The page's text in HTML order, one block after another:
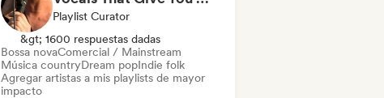
Playlist Curator
&gt; 1600 respuestas dadas
Bossa novaComercial / Mainstream
Música countryDream popIndie folk
Agregar artistas a mis playlists de mayor
impacto